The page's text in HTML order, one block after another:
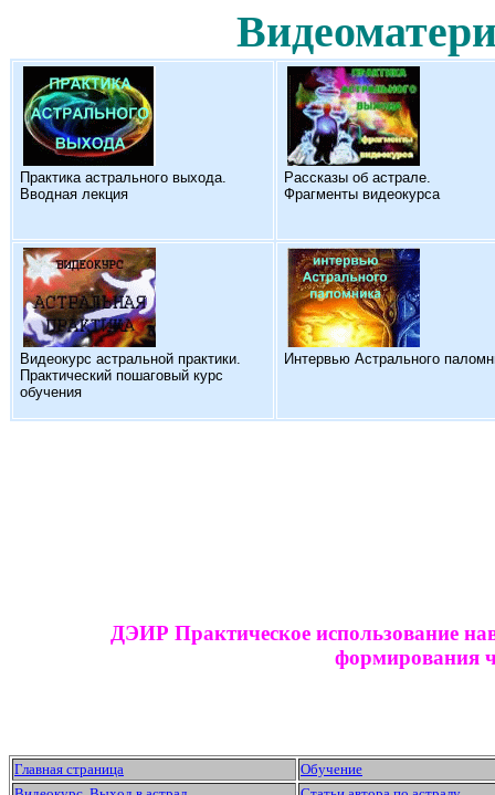
Практика астрального выхода.
Вводная лекция
Рассказы об астрале.
Фрагменты видеокурса
Видеокурс астральной практики.
Практический пошаговый курс
обучения
Интервью Астрального
ДЭИР Практическое использование
формирования
Главная страница
Обучение